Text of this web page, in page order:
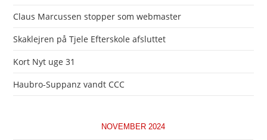
Claus Marcussen stopper som webmaster
Skaklejren på Tjele Efterskole afsluttet
Kort Nyt uge 31
Haubro-Suppanz vandt CCC
NOVEMBER 2024